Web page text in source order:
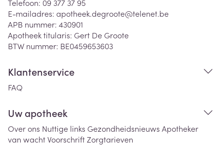
Telefoon: 09 377 37 95
E-mailadres: apotheek.degroote@telenet.be
APB nummer: 430901
Apotheek titularis: Gert De Groote
BTW nummer: BE0459653603
Klantenservice
FAQ
Uw apotheek
Over ons Nuttige links Gezondheidsnieuws Apotheker
van wachtVoorschriftZorgtarieven